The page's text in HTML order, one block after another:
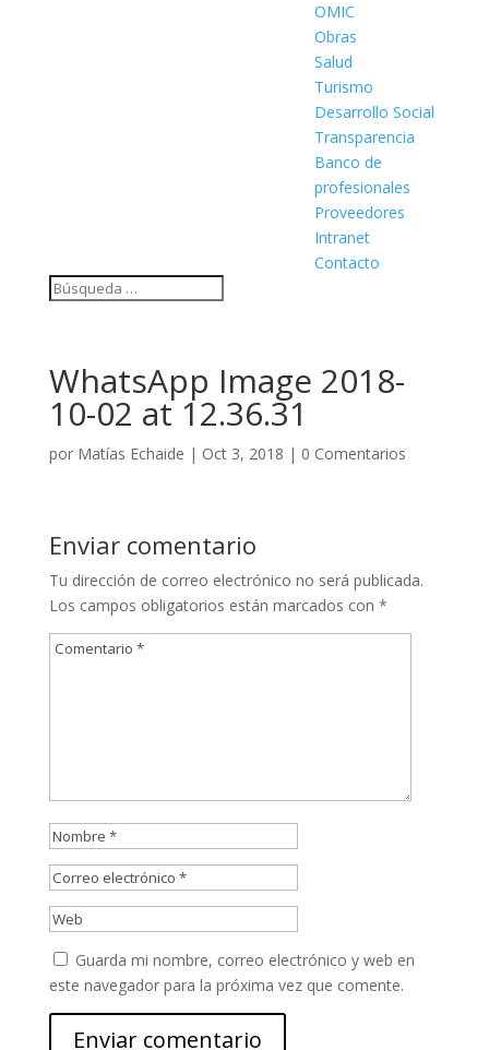
OMIC
Obras
Salud
Turismo
Desarrollo Social
Transparencia
Banco de
profesionales
Proveedores
Intranet
Contacto
WhatsApp Image 2018-
10-02 at 12.36.31
por Matías Echaide | Oct 3, 2018 | 0 Comentarios
Enviar comentario
Tu dirección de correo electrónico no será publicada.
Los campos obligatorios están marcados con *
Guarda mi nombre, correo electrónico y web en
este navegador para la próxima vez que comente.